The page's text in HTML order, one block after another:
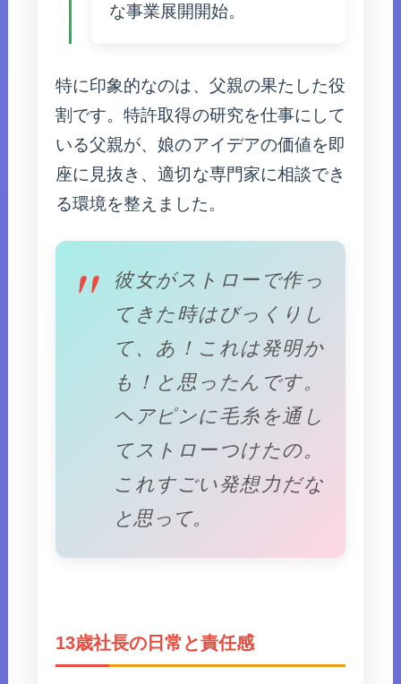
な事業展開開始。
特に印象的なのは、父親の果たした役
割です。特許取得の研究を仕事にして
いる父親が、娘のアイデアの価値を即
座に見抜き、適切な専門家に相談でき
る環境を整えました。
彼女がストローで作っ
てきた時はびっくりし
て、あ！これは発明か
も！と思ったんです。
ヘアピンに毛糸を通し
てストローつけたの。
これすごい発想力だな
と思って。
13歳社長の日常と責任感